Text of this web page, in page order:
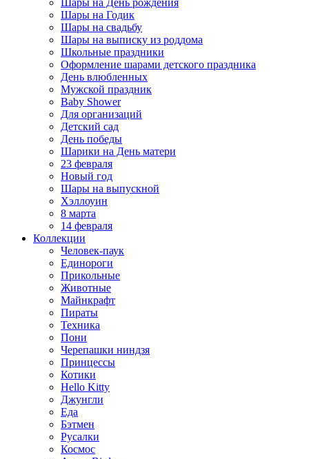
Шары на Годик
Шары на свадьбу
Шары на выписку из роддома
Школьные праздники
Оформление шарами детского праздника
День влюбленных
Мужской праздник
Baby Shower
Для организаций
Детский сад
День победы
Шарики на День матери
23 февраля
Новый год
Шары на выпускной
Хэллоуин
8 марта
14 февраля
Коллекции
Человек-паук
Единороги
Прикольные
Животные
Майнкрафт
Пираты
Техника
Пони
Черепашки ниндзя
Принцессы
Котики
Hello Kitty
Джунгли
Еда
Бэтмен
Русалки
Космос